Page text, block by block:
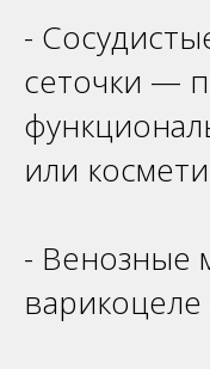
-
сеточки —
или
- Венозные